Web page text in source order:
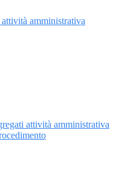
amministrativa
attività amministrativa